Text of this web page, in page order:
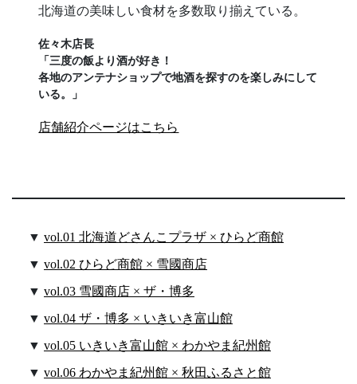
北海道の美味しい食材を多数取り揃えている。
佐々木店長
「三度の飯より酒が好き！
各地のアンテナショップで地酒を探すのを楽しみにして
いる。」
店舗紹介ページはこちら
vol.01 北海道どさんこプラザ × ひらど商館
vol.02 ひらど商館 × 雪國商店
vol.03 雪國商店 × ザ・博多
vol.04 ザ・博多 × いきいき富山館
vol.05 いきいき富山館 × わかやま紀州館
vol.06 わかやま紀州館 × 秋田ふるさと館